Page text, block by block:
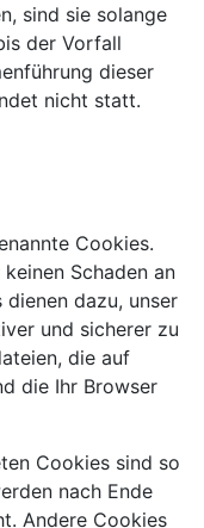
sind sie solange
der Vorfall
dieser
nicht statt.
Cookies.
Schaden an
dazu, unser
und sicherer zu
die auf
die Ihr Browser
Cookies sind so
nach Ende
Andere Cookies